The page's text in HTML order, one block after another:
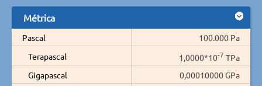
Métrica
Pascal
100.000 Pa
Terapascal
1,0000*10-7 TPa
Gigapascal
0,00010000 GPa